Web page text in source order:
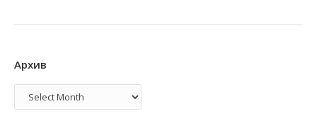
Архив
Архив